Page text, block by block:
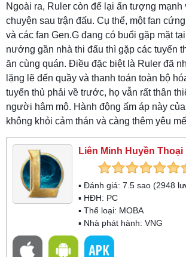
Ngoài ra, Ruler còn để lại ấn tượng mạnh
chuyện sau trận đấu. Cụ thể, một fan
và các fan Gen.G đang có buổi gặp mặt
nướng gần nhà thi đấu thì gặp các tuyển
ăn cùng quán. Điều đặc biệt là Ruler đã
lặng lẽ đến quầy và thanh toán toàn bộ
tuyển thủ phải về trước, họ vẫn rất thân
người hâm mộ. Hành động ấm áp này
không khỏi cảm thán và càng thêm yêu
Liên Minh Huyền Thoại
▪ Đánh giá: 7.5 sao (2948
▪ HĐH: PC
▪ Thể loại: MOBA
▪ Nhà phát hành: VNG